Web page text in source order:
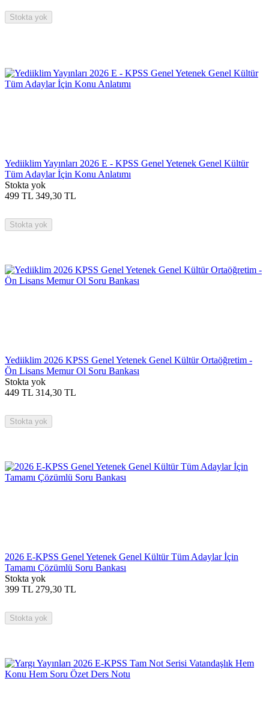
Stokta yok
Yediiklim Yayınları 2026 E - KPSS Genel Yetenek Genel Kültür
Tüm Adaylar İçin Konu Anlatımı
Stokta yok
499 TL 349,30 TL
Stokta yok
Yediiklim 2026 KPSS Genel Yetenek Genel Kültür Ortaöğretim -
Ön Lisans Memur Ol Soru Bankası
Stokta yok
449 TL 314,30 TL
Stokta yok
2026 E-KPSS Genel Yetenek Genel Kültür Tüm Adaylar İçin
Tamamı Çözümlü Soru Bankası
Stokta yok
399 TL 279,30 TL
Stokta yok